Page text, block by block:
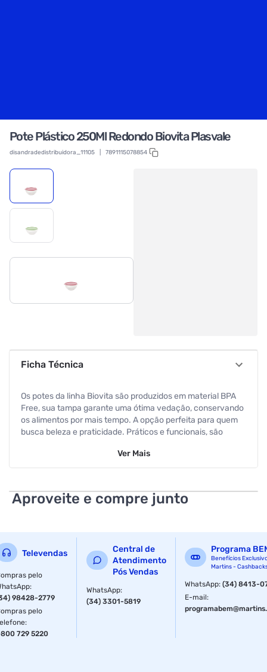
Pote Plástico 250Ml Redondo Biovita Plasvale
disandradedistribuidora_11105 7891115078854
Ficha Técnica
Os potes da linha Biovita são produzidos em material BPA
Free, sua tampa garante uma ótima vedação, conservando
os alimentos por mais tempo. A opção perfeita para quem
busca beleza e praticidade. Práticos e funcionais, são
ao: Freezer, Micro-ondas e Lava-Louças Referência de
Código de Barras: 7891115078854
Peso Líquido: 18 g
Ver Mais
Aproveite e compre junto
Televendas
pelo
:
98428-2779
pelo
:
729 5220
Central de
Atendimento
Pós Vendas
WhatsApp:
(34) 3301-5819
Programa
Benefícios
Martins -
WhatsApp:(34) 8413-
E-mail: